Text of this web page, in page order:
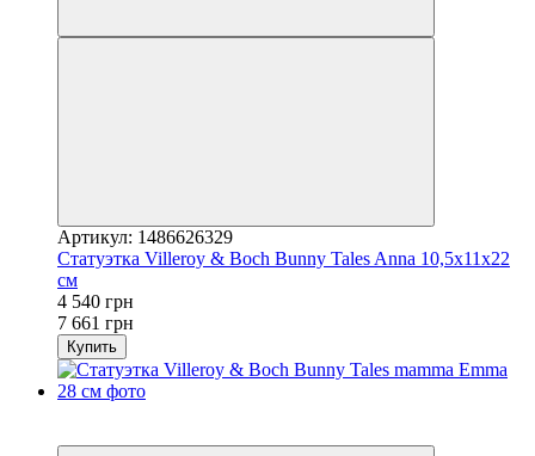
Артикул: 1486626329
Статуэтка Villeroy & Boch Bunny Tales Anna 10,5х11х22
см
4 540 грн
7 661 грн
Купить